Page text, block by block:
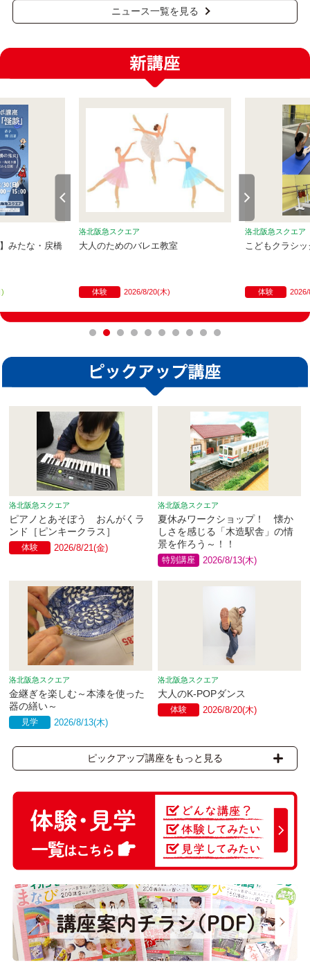
ニュース一覧を見る
みたな・戻橋
洛北阪急スクエア
大人のためのバレエ教室
体験 2026/8/20(木)
洛北阪急スクエア
こどもクラシ
体験
洛北阪急スクエア
ピアノとあそぼう おんがくラ
ンド［ピンキークラス］
体験 2026/8/21(金)
洛北阪急スクエア
夏休みワークショップ！ 懐か
しさを感じる「木造駅舎」の情
景を作ろう～！！
特別講座 2026/8/13(木)
洛北阪急スクエア
金継ぎを楽しむ～本漆を使った
器の繕い～
見学 2026/8/13(木)
洛北阪急スクエア
大人のK-POPダンス
体験 2026/8/20(木)
ピックアップ講座をもっと見る